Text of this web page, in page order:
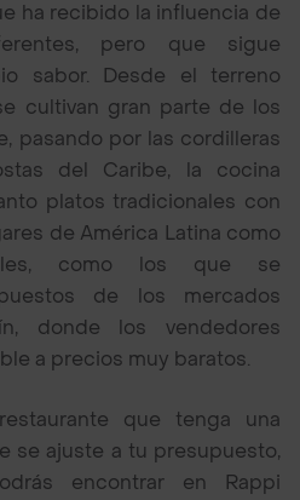
ha recibido la influencia de
pero que sigue
sabor. Desde el terreno
cultivan gran parte de los
pasando por las cordilleras
del Caribe, la cocina
platos tradicionales con
de América Latina como
como los que se
de los mercados
donde los vendedores
a precios muy baratos.
que tenga una
se ajuste a tu presupuesto,
encontrar en Rappi